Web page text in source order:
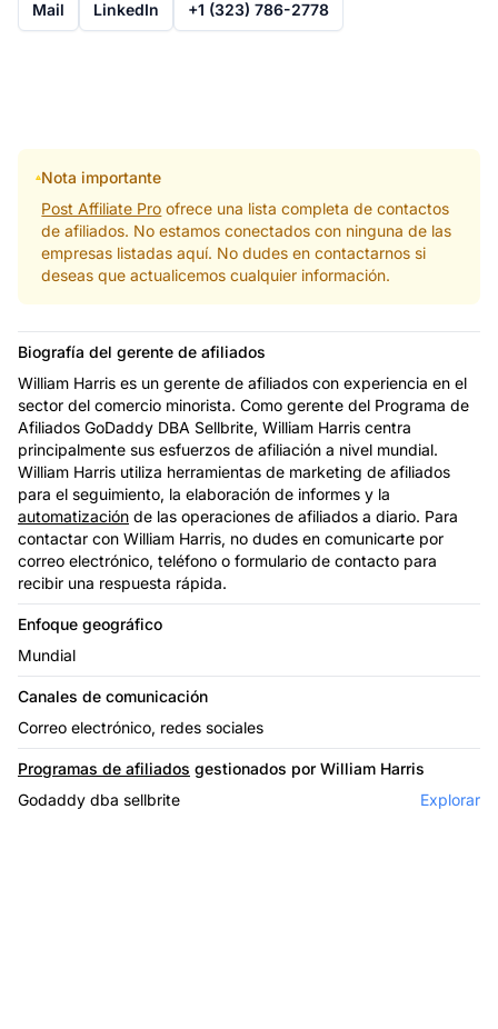
Mail LinkedIn +1 (323) 786-2778
Nota importante
Post Affiliate Pro ofrece una lista completa de contactos
de afiliados. No estamos conectados con ninguna de las
empresas listadas aquí. No dudes en contactarnos si
deseas que actualicemos cualquier información.
Biografía del gerente de afiliados
William Harris es un gerente de afiliados con experiencia en el
sector del comercio minorista. Como gerente del Programa de
Afiliados GoDaddy DBA Sellbrite, William Harris centra
principalmente sus esfuerzos de afiliación a nivel mundial.
William Harris utiliza herramientas de marketing de afiliados
para el seguimiento, la elaboración de informes y la
automatización de las operaciones de afiliados a diario. Para
contactar con William Harris, no dudes en comunicarte por
correo electrónico, teléfono o formulario de contacto para
recibir una respuesta rápida.
Enfoque geográfico
Mundial
Canales de comunicación
Correo electrónico, redes sociales
Programas de afiliados gestionados por William Harris
Godaddy dba sellbrite
Explorar